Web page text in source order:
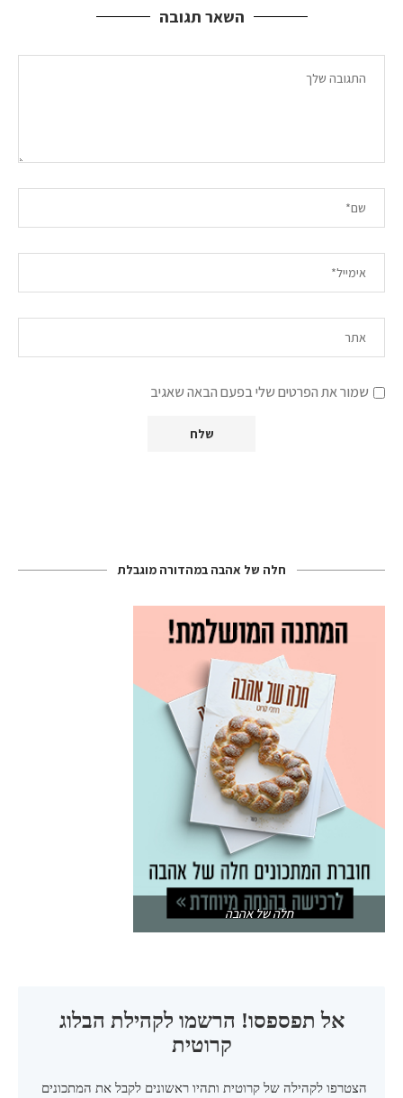
השאר תגובה
שמור את הפרטים שלי בפעם הבאה שאגיב
חלה של אהבה במהדורה מוגבלת
חלה של אהבה